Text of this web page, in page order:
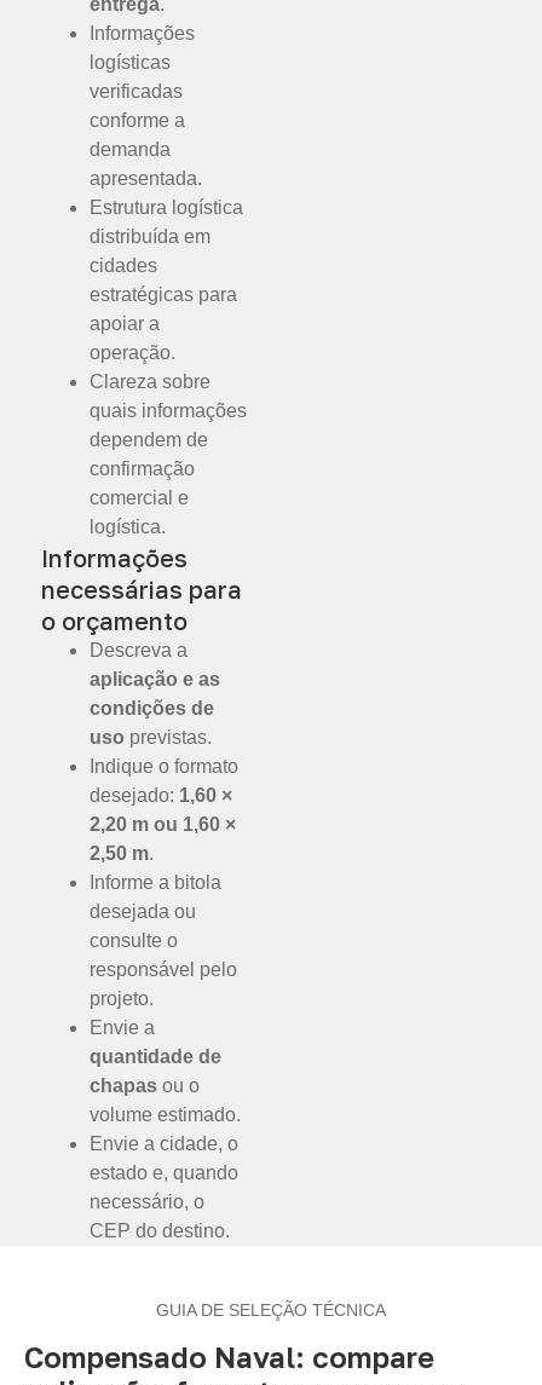
Informações
logísticas
verificadas
conforme a
demanda
apresentada.
Estrutura logística
distribuída em
cidades
estratégicas para
apoiar a
operação.
Clareza sobre
quais informações
dependem de
confirmação
comercial e
logística.
Informações
necessárias para
o orçamento
Descreva a
aplicação e as
condições de
uso previstas.
Indique o formato
desejado: 1,60 ×
2,20 m ou 1,60 ×
2,50 m.
Informe a bitola
desejada ou
consulte o
responsável pelo
projeto.
Envie a
quantidade de
chapas ou o
volume estimado.
Envie a cidade, o
estado e, quando
necessário, o
CEP do destino.
GUIA DE SELEÇÃO TÉCNICA
Compensado Naval: compare